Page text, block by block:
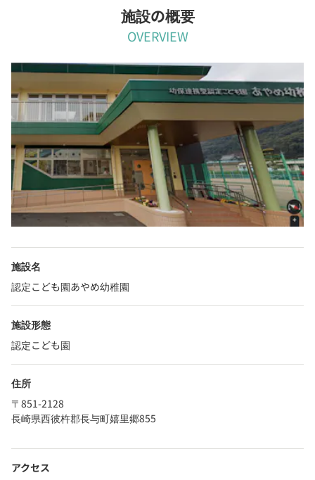
施設の概要
OVERVIEW
施設名
認定こども園あやめ幼稚園
施設形態
認定こども園
住所
〒851-2128
長崎県西彼杵郡長与町嬉里郷855
アクセス